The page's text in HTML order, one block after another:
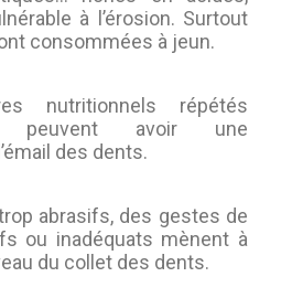
à l’érosion. Surtout
consommées à jeun.
nutritionnels répétés
peuvent avoir une
des dents.
abrasifs, des gestes de
ou inadéquats mènent à
du collet des dents.